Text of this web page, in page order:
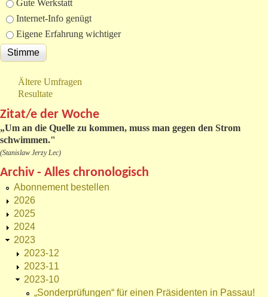
Gute Werkstatt
Internet-Info genügt
Eigene Erfahrung wichtiger
Ältere Umfragen
Resultate
Zitat/e der Woche
„Um an die Quelle zu kommen, muss man gegen den Strom
schwimmen."
(Stanislaw Jerzy Lec)
Archiv - Alles chronologisch
Abonnement bestellen
2026
2025
2024
2023
2023-12
2023-11
2023-10
„Sonderprüfungen“ für einen Präsidenten in Passau!